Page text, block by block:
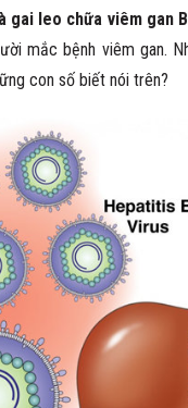
gai leo chữa viêm gan B
mắc bệnh viêm gan.
con số biết nói trên?